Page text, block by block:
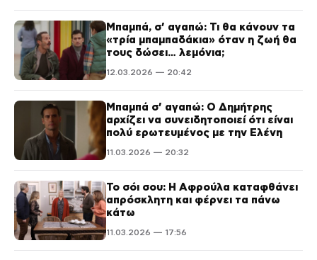
Μπαμπά, σ’ αγαπώ: Τι θα κάνουν τα
«τρία μπαμπαδάκια» όταν η ζωή θα
τους δώσει… λεμόνια;
12.03.2026 — 20:42
Μπαμπά σ’ αγαπώ: Ο Δημήτρης
αρχίζει να συνειδητοποιεί ότι είναι
πολύ ερωτευμένος με την Ελένη
11.03.2026 — 20:32
Το σόι σου: Η Αφρούλα καταφθάνει
απρόσκλητη και φέρνει τα πάνω
κάτω
11.03.2026 — 17:56